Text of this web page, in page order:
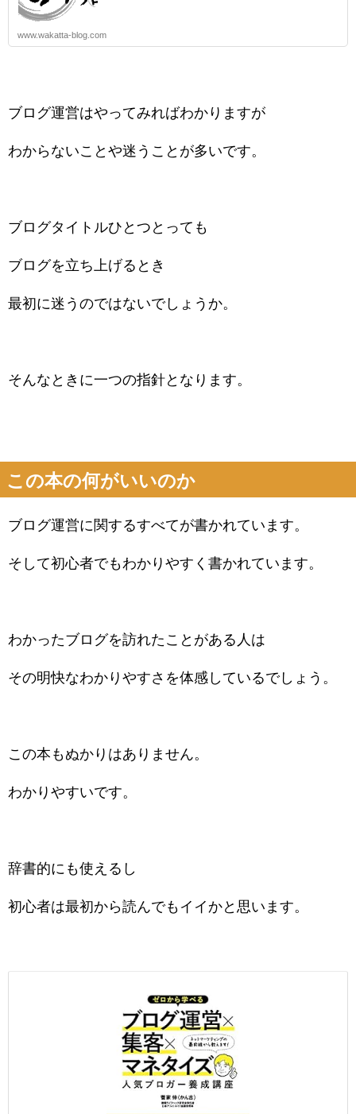
www.wakatta-blog.com
ブログ運営はやってみればわかりますが
わからないことや迷うことが多いです。
ブログタイトルひとつとっても
ブログを立ち上げるとき
最初に迷うのではないでしょうか。
そんなときに一つの指針となります。
この本の何がいいのか
ブログ運営に関するすべてが書かれています。
そして初心者でもわかりやすく書かれています。
わかったブログを訪れたことがある人は
その明快なわかりやすさを体感しているでしょう。
この本もぬかりはありません。
わかりやすいです。
辞書的にも使えるし
初心者は最初から読んでもイイかと思います。